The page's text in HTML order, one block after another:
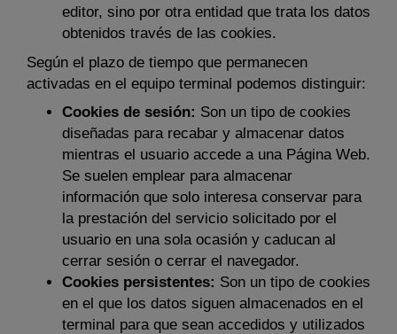
editor, sino por otra entidad que trata los datos
obtenidos través de las cookies.
Según el plazo de tiempo que permanecen
activadas en el equipo terminal podemos distinguir:
Cookies de sesión: Son un tipo de cookies
diseñadas para recabar y almacenar datos
mientras el usuario accede a una Página Web.
Se suelen emplear para almacenar
información que solo interesa conservar para
la prestación del servicio solicitado por el
usuario en una sola ocasión y caducan al
cerrar sesión o cerrar el navegador.
Cookies persistentes: Son un tipo de cookies
en el que los datos siguen almacenados en el
terminal para que sean accedidos y utilizados